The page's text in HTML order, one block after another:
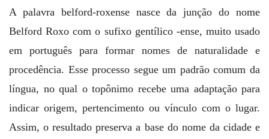
A palavra belford-roxense nasce da junção do nome
Belford Roxo com o sufixo gentílico -ense, muito usado
em português para formar nomes de naturalidade e
procedência. Esse processo segue um padrão comum da
língua, no qual o topônimo recebe uma adaptação para
indicar origem, pertencimento ou vínculo com o lugar.
Assim, o resultado preserva a base do nome da cidade e